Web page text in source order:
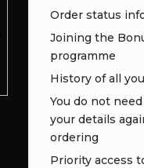
Order status
Joining the
programme
History of all
You do not
your details
ordering
Priority access